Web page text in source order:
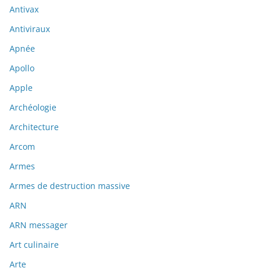
Antivax
Antiviraux
Apnée
Apollo
Apple
Archéologie
Architecture
Arcom
Armes
Armes de destruction massive
ARN
ARN messager
Art culinaire
Arte